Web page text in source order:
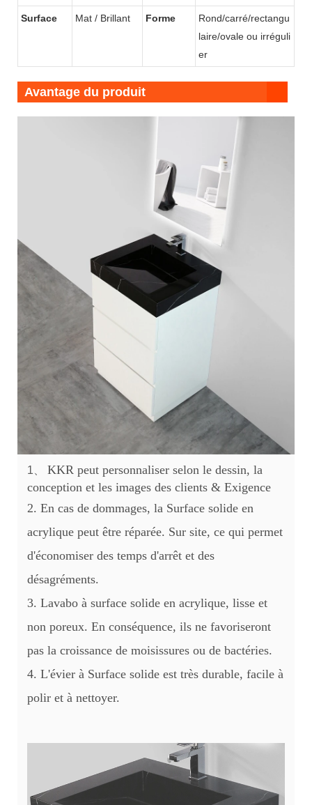
Surface Mat / Brillant Forme
Rond/carré/rectangu
laire/ovale ou irréguli
er
Avantage du produit
1、 KKR peut personnaliser selon le dessin, la
conception et les images des clients & Exigence
2. En cas de dommages, la Surface solide en
acrylique peut être réparée. Sur site, ce qui permet
d'économiser des temps d'arrêt et des
désagréments.
3. Lavabo à surface solide en acrylique, lisse et
non poreux. En conséquence, ils ne favoriseront
pas la croissance de moisissures ou de bactéries.
4. L'évier à Surface solide est très durable, facile à
polir et à nettoyer.